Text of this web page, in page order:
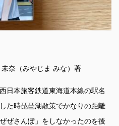
奈（みやじま みな）著
日本旅客鉄道東海道本線の駅名
た時琵琶湖散策でかなりの距離
ぜさんぽ」をしなかったのを後